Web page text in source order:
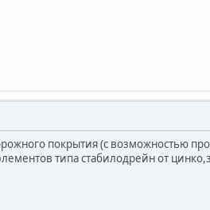
покрытия (с возможностью
типа стабилодрейн от